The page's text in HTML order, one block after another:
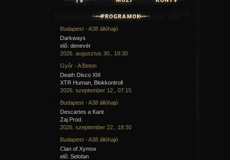
Budapest - A38 állóhajó
Darkways
elő: denevér
2026. augusztus 30., 18:30
Győr - A Beton
Death Disco XIII
XTR Human, Blokkontroll
2026. szeptember 12., 07:15
Budapest - A38 állóhajó
Descartes a Kant
Zaj Prod.
2026. szeptember 22., 18:30
Budapest - A38 állóhajó
Clan of Xymox
elő: Selofan